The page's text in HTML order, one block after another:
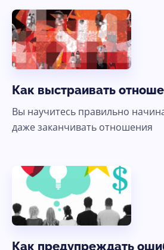
Как выстраивать
Вы научитесь правильно
даже заканчивать отношения
Как предупреждать